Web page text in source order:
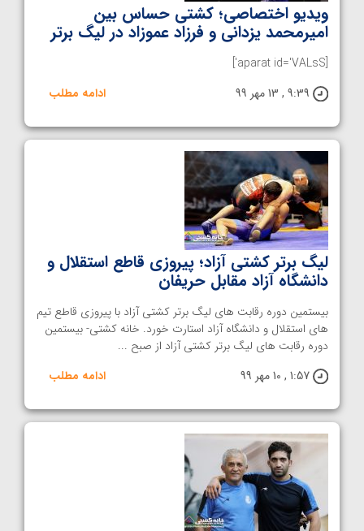
ویدیو اختصاصی؛ کشتی حساس بین
امیرمحمد یزدانی و فرزاد عموزاد در لیگ برتر
[aparat id='VALsS']
9:39 , 13 مهر 99
ادامه مطلب
لیگ برتر کشتی آزاد؛ پیروزی قاطع استقلال و
دانشگاه آزاد مقابل حریفان
بیستمین دوره رقابت های لیگ برتر کشتی آزاد با پیروزی قاطع تیم
های استقلال و دانشگاه آزاد استارت خورد. خانه کشتی- بیستمین
دوره رقابت های لیگ برتر کشتی آزاد از صبح ...
1:57 , 10 مهر 99
ادامه مطلب